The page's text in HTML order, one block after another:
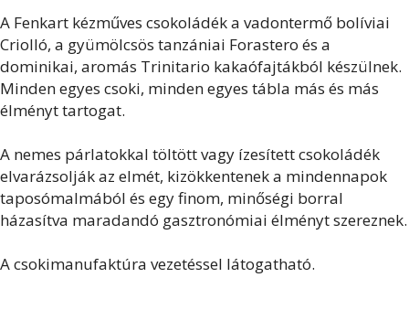
A Fenkart kézműves csokoládék a vadontermő bolíviai
Criolló, a gyümölcsös tanzániai Forastero és a
dominikai, aromás Trinitario kakaófajtákból készülnek.
Minden egyes csoki, minden egyes tábla más és más
élményt tartogat.
A nemes párlatokkal töltött vagy ízesített csokoládék
elvarázsolják az elmét, kizökkentenek a mindennapok
taposómalmából és egy finom, minőségi borral
házasítva maradandó gasztronómiai élményt szereznek.
A csokimanufaktúra vezetéssel látogatható.